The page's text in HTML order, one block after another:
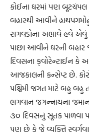
કોઈના ઘરમાં પણ બૂટચંપલ
બહારથી આવીને
સગવડોના અભાવે હવે એવું
પાછા આવીને ઘરની
દિવસના ક્‌વોરેન્ટાઈન કે
આજકાલની કન્સેપ્ટ છે.
પશ્ચિમી જગત માટે બહુ બહુ
ભગવાન જગન્નાથના
૩૦ દિવસનું સૂતક પાળવા
પણ છે કે જે વ્યક્તિ